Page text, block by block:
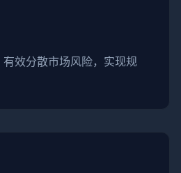
效分散市场风险，实现规